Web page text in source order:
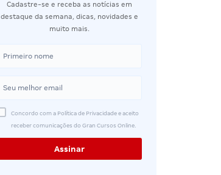
Cadastre-se e receba as notícias em
destaque da semana, dicas, novidades e
muito mais.
Concordo com a Política de Privacidade e aceito
receber comunicações do Gran Cursos Online.